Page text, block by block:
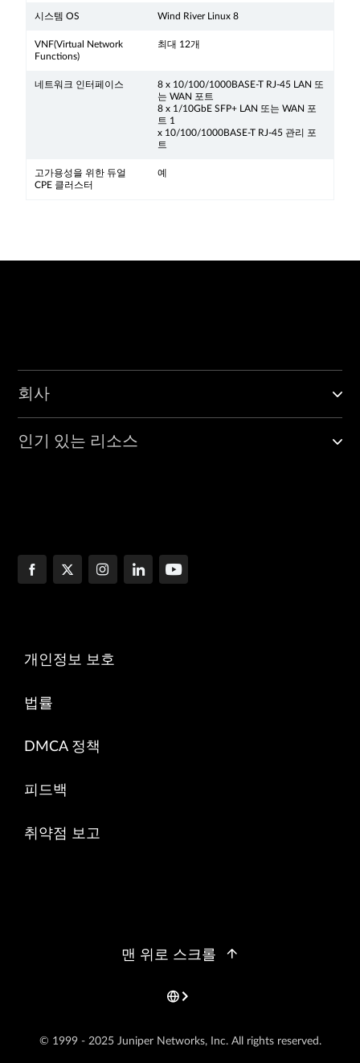
시스템 OS Wind River Linux 8
VNF(Virtual Network
Functions)
최대 12개
네트워크 인터페이스
8 x 10/100/1000BASE-T RJ-45 LAN 또
는 WAN 포트
8 x 1/10GbE SFP+ LAN 또는 WAN 포
트 1
x 10/100/1000BASE-T RJ-45 관리 포
트
고가용성을 위한 듀얼
CPE 클러스터
예
회사
인기 있는 리소스
개인정보 보호
법률
DMCA 정책
피드백
취약점 보고
© 1999 - 2025 Juniper Networks, Inc. All rights reserved.
맨 위로 스크롤